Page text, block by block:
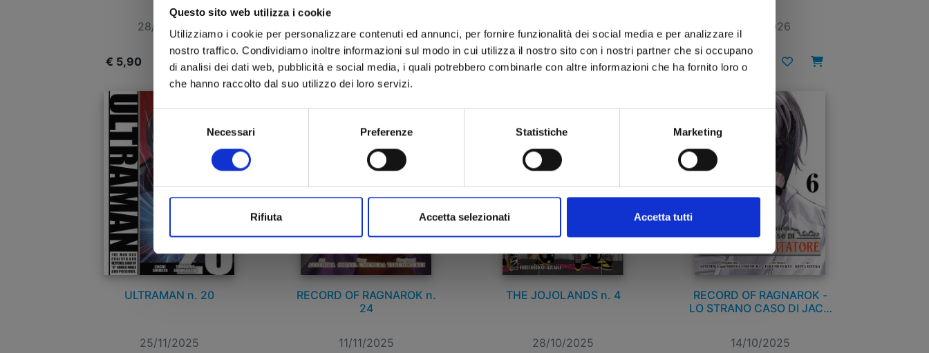
Questo sito web utilizza i cookie
Utilizziamo i cookie per personalizzare contenuti ed annunci, per fornire funzionalità dei social media e per analizzare il
nostro traffico. Condividiamo inoltre informazioni sul modo in cui utilizza il nostro sito con i nostri partner che si occupano
di analisi dei dati web, pubblicità e social media, i quali potrebbero combinarle con altre informazioni che ha fornito loro o
che hanno raccolto dal suo utilizzo dei loro servizi.
Selezione
Necessari Preferenze Statistiche Marketing
Rifiuta Accetta selezionati Accetta tutti
28/04/2026
€ 5,90 € 6,90
27/01/2026
€ 6,50
27/01/2026
€ 5,50
ULTRAMAN n. 20
25/11/2025
RECORD OF RAGNAROK n.
24
11/11/2025
THE JOJOLANDS n. 4
28/10/2025
RECORD OF RAGNAROK -
LO STRANO CASO DI JACK
14/10/2025